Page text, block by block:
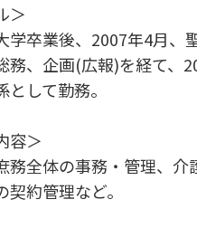
＞
学卒業後、2007年4月、
務、企画(広報)を経て、
して勤務。
容＞
務全体の事務・管理、
約管理など。